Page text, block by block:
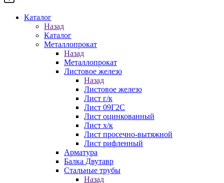
Каталог
Назад
Каталог
Металлопрокат
Назад
Металлопрокат
Листовое железо
Назад
Листовое железо
Лист г/к
Лист 09Г2С
Лист оцинкованный
Лист х/к
Лист просечно-вытяжной
Лист рифленный
Арматура
Балка Двутавр
Стальные трубы
Назад